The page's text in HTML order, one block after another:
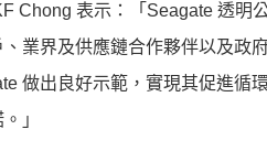
Chong 表示：「Seagate 透明
業界及供應鏈合作夥伴以及政
做出良好示範，實現其促進循
」